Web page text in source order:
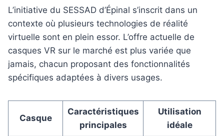
L’initiative du SESSAD d’Épinal s’inscrit dans un
contexte où plusieurs technologies de réalité
virtuelle sont en plein essor. L’offre actuelle de
casques VR sur le marché est plus variée que
jamais, chacun proposant des fonctionnalités
spécifiques adaptées à divers usages.
Casque
Caractéristiques
principales
Utilisation
idéale